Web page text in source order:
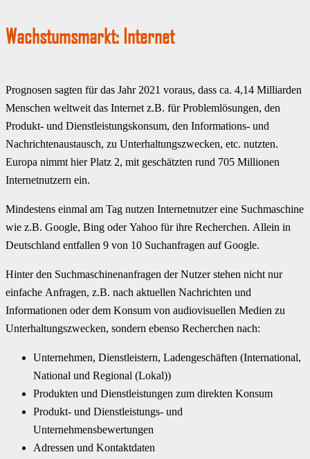
Wachstumsmarkt: Internet
Prognosen sagten für das Jahr 2021 voraus, dass ca. 4,14 Milliarden
Menschen weltweit das Internet z.B. für Problemlösungen, den
Produkt- und Dienstleistungskonsum, den Informations- und
Nachrichtenaustausch, zu Unterhaltungszwecken, etc. nutzten.
Europa nimmt hier Platz 2, mit geschätzten rund 705 Millionen
Internetnutzern ein.
Mindestens einmal am Tag nutzen Internetnutzer eine Suchmaschine
wie z.B. Google, Bing oder Yahoo für ihre Recherchen. Allein in
Deutschland entfallen 9 von 10 Suchanfragen auf Google.
Hinter den Suchmaschinenanfragen der Nutzer stehen nicht nur
einfache Anfragen, z.B. nach aktuellen Nachrichten und
Informationen oder dem Konsum von audiovisuellen Medien zu
Unterhaltungszwecken, sondern ebenso Recherchen nach:
Unternehmen, Dienstleistern, Ladengeschäften (International,
National und Regional (Lokal))
Produkten und Dienstleistungen zum direkten Konsum
Produkt- und Dienstleistungs- und
Unternehmensbewertungen
Adressen und Kontaktdaten